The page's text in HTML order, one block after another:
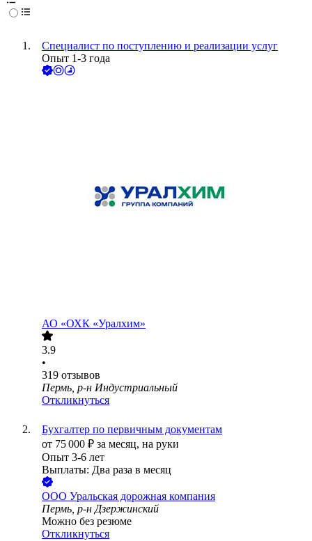
Специалист по поступлению и реализации услуг
Опыт 1-3 года
АО «ОХК «Уралхим»
3.9
•
319 отзывов
Пермь, р-н Индустриальный
Откликнуться
Бухгалтер по первичным документам
от 75 000 ₽ за месяц, на руки
Опыт 3-6 лет
Выплаты: Два раза в месяц
ООО Уральская дорожная компания
Пермь, р-н Дзержинский
Можно без резюме
Откликнуться